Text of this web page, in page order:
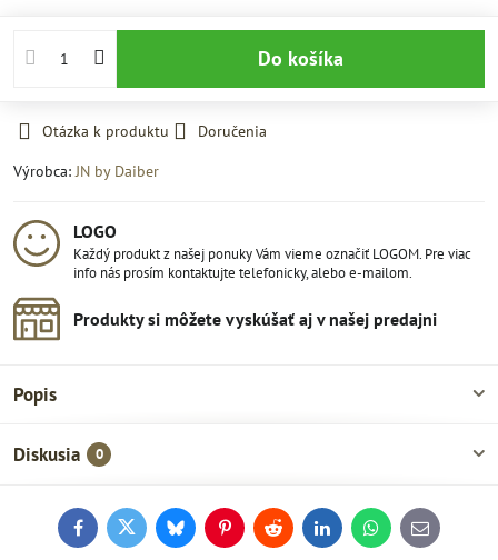
Do košíka
Otázka k produktu
Doručenia
Výrobca: JN by Daiber
LOGO
Každý produkt z našej ponuky Vám vieme označiť LOGOM. Pre viac
info nás prosím kontaktujte telefonicky, alebo e-mailom.
Produkty si môžete vyskúšať aj v našej predajni
Popis
Diskusia 0
FacebookTwitterBlueskyPinterestReddit LinkedInWhatsApp
E-
mail